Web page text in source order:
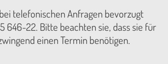
telefonischen Anfragen bevorzugt
22. Bitte beachten sie, dass sie für
einen Termin benötigen.